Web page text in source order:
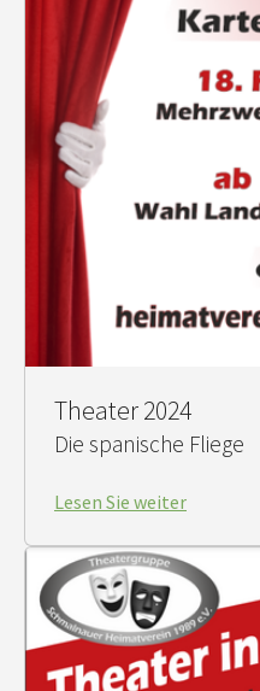
Theater 2024
Die spanische Fliege
Lesen Sie weiter